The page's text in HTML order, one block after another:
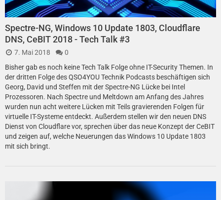
Spectre-NG, Windows 10 Update 1803, Cloudflare
DNS, CeBIT 2018 - Tech Talk #3
7. Mai 2018
0
Bisher gab es noch keine Tech Talk Folge ohne IT-Security Themen. In
der dritten Folge des QSO4YOU Technik Podcasts beschäftigen sich
Georg, David und Steffen mit der Spectre-NG Lücke bei Intel
Prozessoren. Nach Spectre und Meltdown am Anfang des Jahres
wurden nun acht weitere Lücken mit Teils gravierenden Folgen für
virtuelle IT-Systeme entdeckt. Außerdem stellen wir den neuen DNS
Dienst von Cloudflare vor, sprechen über das neue Konzept der CeBIT
und zeigen auf, welche Neuerungen das Windows 10 Update 1803
mit sich bringt.